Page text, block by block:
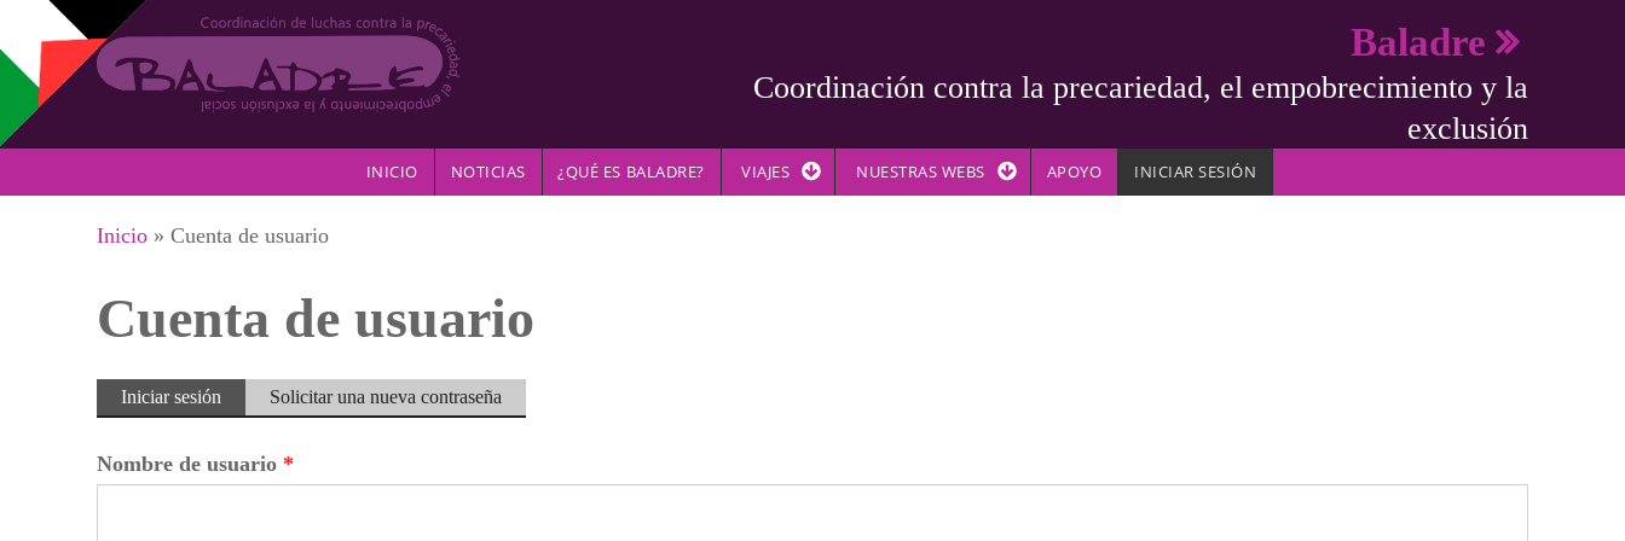
Pasar al contenido principal
Baladre
Coordinación contra la precariedad, el empobrecimiento y la
exclusión
INICIO NOTICIAS ¿QUÉ ES BALADRE? VIAJES NUESTRAS WEBS APOYO INICIAR SESIÓN
Se encuentra usted aquí
Inicio » Cuenta de usuario
Cuenta de usuario
Solapas principales
Iniciar sesión (solapaSolicitar una nueva contraseña
Nombre de usuario *